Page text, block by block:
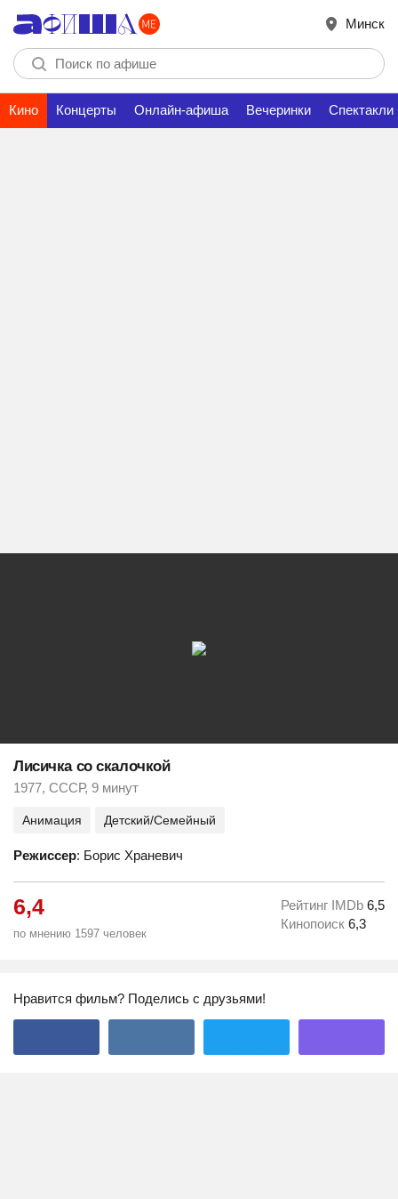
Минск
Кино Концерты Онлайн-афиша Вечеринки Спектакли
Лисичка со скалочкой
1977, СССР, 9 минут
Анимация Детский/Семейный
Режиссер: Борис Храневич
6,4
по мнению 1597 человек
Рейтинг IMDb 6,5
Кинопоиск 6,3
Нравится фильм? Поделись с друзьями!